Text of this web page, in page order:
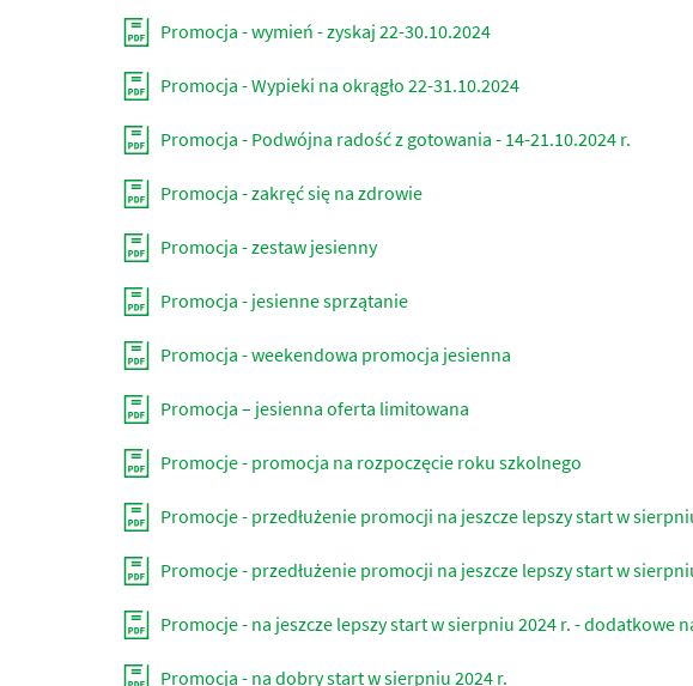
Promocja - wymień - zyskaj 22-30.10.2024
Promocja - Wypieki na okrągło 22-31.10.2024
Promocja - Podwójna radość z gotowania - 14-21.10.2024 r.
Promocja - zakręć się na zdrowie
Promocja - zestaw jesienny
Promocja - jesienne sprzątanie
Promocja - weekendowa promocja jesienna
Promocja – jesienna oferta limitowana
Promocje - promocja na rozpoczęcie roku szkolnego
Promocje - przedłużenie promocji na jeszcze lepszy start w
Promocje - przedłużenie promocji na jeszcze lepszy start w
Promocje - na jeszcze lepszy start w sierpniu 2024 r. - dodatkowe
Promocja - na dobry start w sierpniu 2024 r.